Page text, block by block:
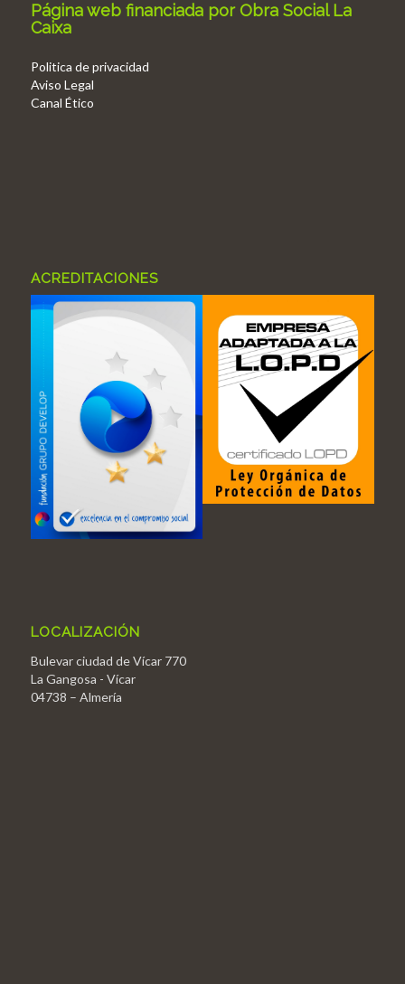
Página web financiada por Obra Social La
Caixa
Politica de privacidad
Aviso Legal
Canal Ético
ACREDITACIONES
LOCALIZACIÓN
Bulevar ciudad de Vícar 770
La Gangosa - Vícar
04738 – Almería